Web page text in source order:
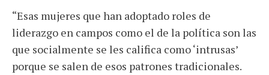
“Esas mujeres que han adoptado roles de
liderazgo en campos como el de la política son las
que socialmente se les califica como ‘intrusas’
porque se salen de esos patrones tradicionales.